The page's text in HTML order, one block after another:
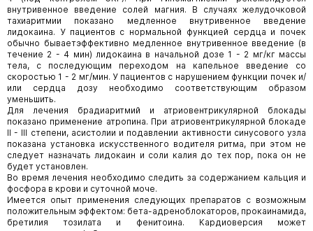
внутривенное введение солей магния. В случаях желудочковой
тахиаритмии показано медленное внутривенное введение
лидокаина. У пациентов с нормальной функцией сердца и почек
обычно бываетэффективно медленное внутривенное введение (в
течение 2 - 4 мин) лидокаина в начальной дозе 1 - 2 мг/кг массы
тела, с последующим переходом на капельное введение со
скоростью 1 - 2 мг/мин. У пациентов с нарушением функции почек и/
или сердца дозу необходимо соответствующим образом
уменьшить.
Для лечения брадиаритмий и атриовентрикулярной блокады
показано применение атропина. При атриовентрикулярной блокаде
II - III степени, асистолии и подавлении активности синусового узла
показана установка искусственного водителя ритма, при этом не
следует назначать лидокаин и соли калия до тех пор, пока он не
будет установлен.
Во время лечения необходимо следить за содержанием кальция и
фосфора в крови и суточной моче.
Имеется опыт применения следующих препаратов с возможным
положительным эффектом: бета-адреноблокаторов, прокаинамида,
бретилия тозилата и фенитоина. Кардиоверсия может